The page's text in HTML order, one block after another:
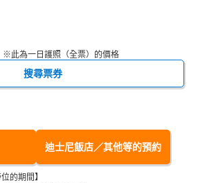
※此為一日護照（全票）的價格
搜尋票券
迪士尼飯店／其他等的預約
的期間】